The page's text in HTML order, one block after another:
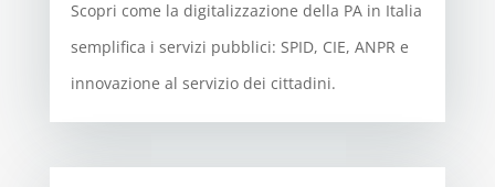
Scopri come la digitalizzazione della PA in Italia
semplifica i servizi pubblici: SPID, CIE, ANPR e
innovazione al servizio dei cittadini.